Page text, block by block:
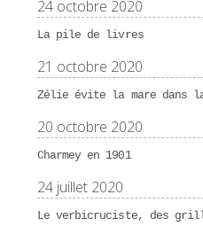
24 octobre 2020
La pile de livres
21 octobre 2020
Zélie évite la mare dans
20 octobre 2020
Charmey en 1901
24 juillet 2020
Le verbicruciste, des